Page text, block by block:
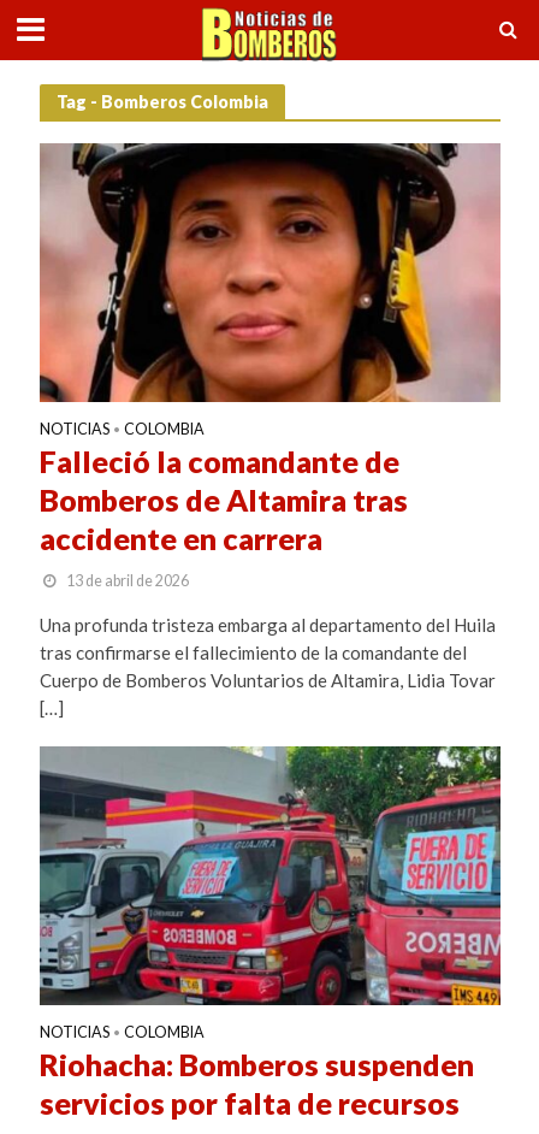
Tag - Bomberos Colombia
NOTICIAS • COLOMBIA
Falleció la comandante de
Bomberos de Altamira tras
accidente en carrera
13 de abril de 2026
Una profunda tristeza embarga al departamento del Huila
tras confirmarse el fallecimiento de la comandante del
Cuerpo de Bomberos Voluntarios de Altamira, Lidia Tovar
[…]
NOTICIAS • COLOMBIA
Riohacha: Bomberos suspenden
servicios por falta de recursos